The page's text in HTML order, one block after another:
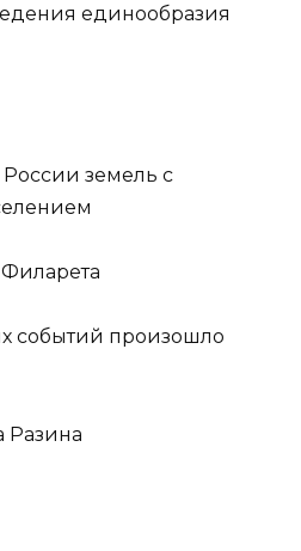
единообразия
земель с
событий произошло
Разина